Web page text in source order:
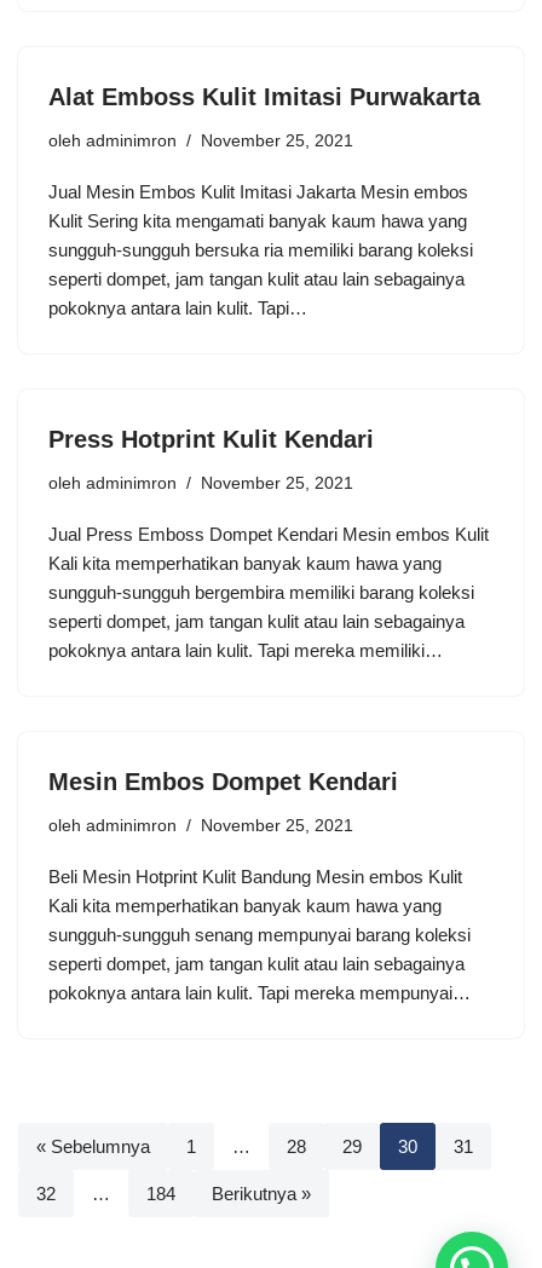
Alat Emboss Kulit Imitasi Purwakarta
oleh adminimron November 25, 2021
Jual Mesin Embos Kulit Imitasi Jakarta Mesin embos
Kulit Sering kita mengamati banyak kaum hawa yang
sungguh-sungguh bersuka ria memiliki barang koleksi
seperti dompet, jam tangan kulit atau lain sebagainya
pokoknya antara lain kulit. Tapi…
Press Hotprint Kulit Kendari
oleh adminimron November 25, 2021
Jual Press Emboss Dompet Kendari Mesin embos Kulit
Kali kita memperhatikan banyak kaum hawa yang
sungguh-sungguh bergembira memiliki barang koleksi
seperti dompet, jam tangan kulit atau lain sebagainya
pokoknya antara lain kulit. Tapi mereka memiliki…
Mesin Embos Dompet Kendari
oleh adminimron November 25, 2021
Beli Mesin Hotprint Kulit Bandung Mesin embos Kulit
Kali kita memperhatikan banyak kaum hawa yang
sungguh-sungguh senang mempunyai barang koleksi
seperti dompet, jam tangan kulit atau lain sebagainya
pokoknya antara lain kulit. Tapi mereka mempunyai…
« Sebelumnya 1 … 28 29 30 31
32 … 184 Berikutnya »